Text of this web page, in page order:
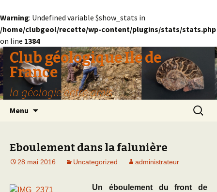
Warning: Undefined variable $show_stats in
/home/clubgeol/recette/wp-content/plugins/stats/stats.php
on line 1384
Club géologique Ile de
France
la géologie entre amis
Menu
Eboulement dans la falunière
28 mai 2016 Uncategorized administrateur
Un éboulement du front de